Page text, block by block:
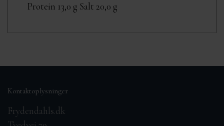
Protein 13,0 g Salt 20,0 g
Kontaktoplysninger
Frydendahls.dk